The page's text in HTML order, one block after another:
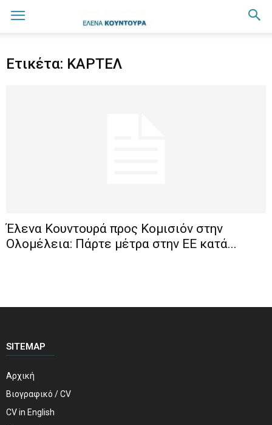
Ετικέτα: ΚΑΡΤΕΛ
Έλενα Κουντουρά προς Κομισιόν στην
Ολομέλεια: Πάρτε μέτρα στην ΕΕ κατά...
SITEMAP
Αρχική
Βιογραφικό / CV
CV in English